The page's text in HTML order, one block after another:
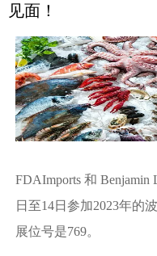
见面！
FDAImports 和 Benjamin
日至14日参加2023年的
展位号是769。